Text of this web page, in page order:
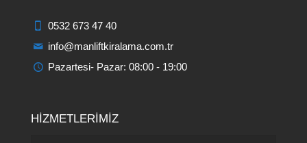
0532 673 47 40
info@manliftkiralama.com.tr
Pazartesi- Pazar: 08:00 - 19:00
HİZMETLERİMİZ